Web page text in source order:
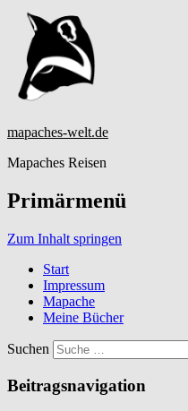
mapaches-welt.de
Mapaches Reisen
Primärmenü
Zum Inhalt springen
Start
Impressum
Mapache
Meine Bücher
Suchen
Beitragsnavigation